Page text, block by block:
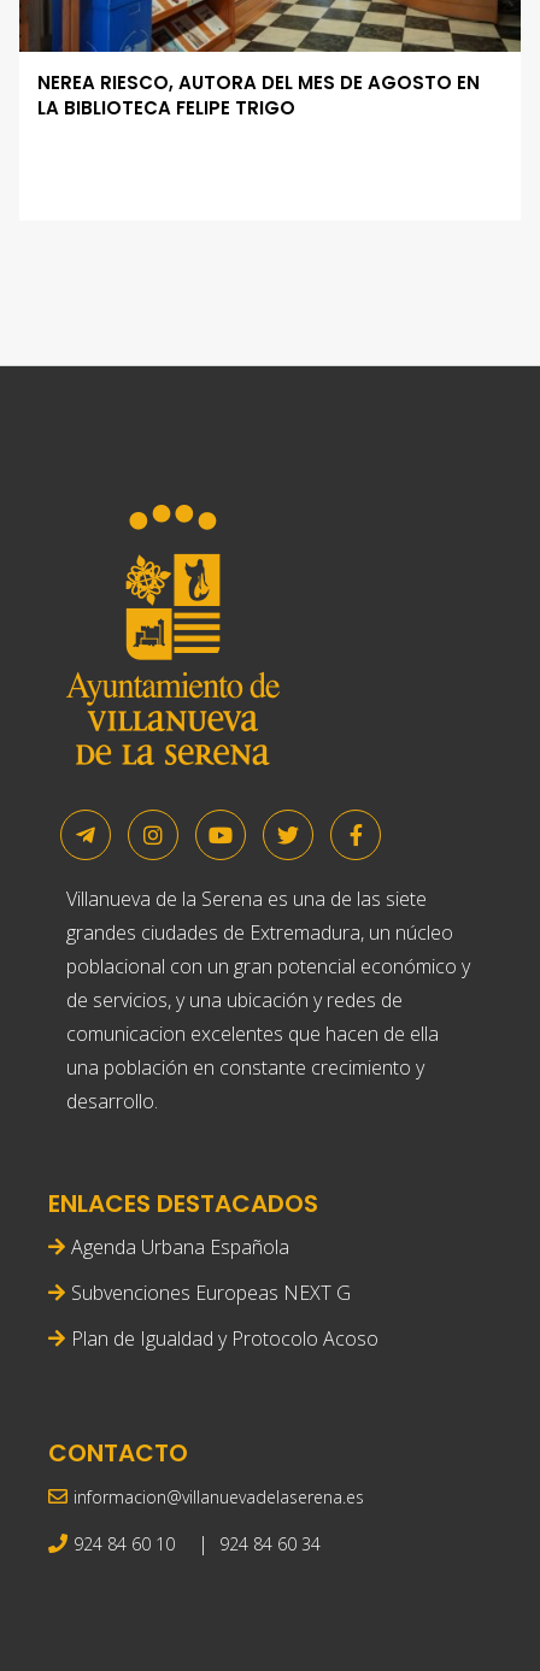
NEREA RIESCO, AUTORA DEL MES DE AGOSTO EN
LA BIBLIOTECA FELIPE TRIGO
Villanueva de la Serena es una de las siete
grandes ciudades de Extremadura, un núcleo
poblacional con un gran potencial económico y
de servicios, y una ubicación y redes de
comunicacion excelentes que hacen de ella
una población en constante crecimiento y
desarrollo.
ENLACES DESTACADOS
Agenda Urbana Española
Subvenciones Europeas NEXT G
Plan de Igualdad y Protocolo Acoso
CONTACTO
informacion@villanuevadelaserena.es
924 84 60 10 | 924 84 60 34